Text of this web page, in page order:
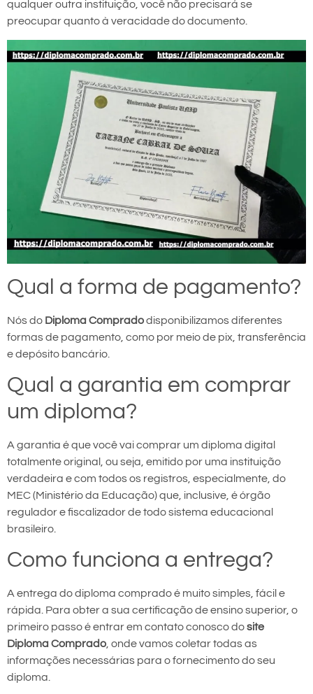
qualquer outra instituição, você não precisará se
preocupar quanto à veracidade do documento.
Qual a forma de pagamento?
Nós do Diploma Compradodisponibilizamos diferentes
formas de pagamento, como por meio de pix, transferência
e depósito bancário.
Qual a garantia em comprar
um diploma?
A garantia é que você vai comprar um diploma digital
totalmente original, ou seja, emitido por uma instituição
verdadeira e com todos os registros, especialmente, do
MEC (Ministério da Educação) que, inclusive, é órgão
regulador e fiscalizador de todo sistema educacional
brasileiro.
Como funciona a entrega?
A entrega do diploma comprado é muito simples, fácil e
rápida. Para obter a sua certificação de ensino superior, o
primeiro passo é entrar em contato conosco dosite
Diploma Comprado, onde vamos coletar todas as
informações necessárias para o fornecimento do seu
diploma.